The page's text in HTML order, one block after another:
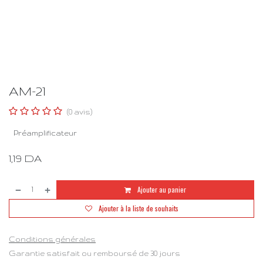
AM-21
(0 avis)
Préamplificateur
1,19 DA
Ajouter au panier
Ajouter à la liste de souhaits
Conditions générales
Garantie satisfait ou remboursé de 30 jours